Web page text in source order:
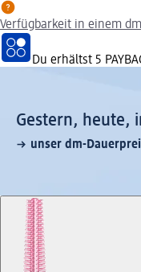
Verfügbarkeit in einem
Du erhältst 5
Gestern, heute,
unser dm-